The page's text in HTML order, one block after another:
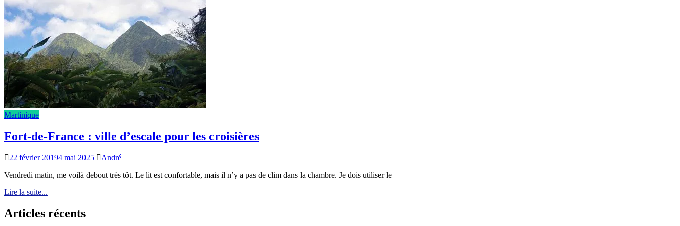
Martinique
Fort-de-France : ville d’escale pour les croisières
22 février 20194 mai 2025
André
Vendredi matin, me voilà debout très tôt. Le lit est confortable, mais il n’y a pas de clim dans la chambre. Je dois utiliser le
Lire la suite...
Articles récents